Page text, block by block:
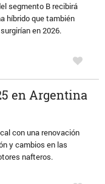
segmento B recibirá
híbrido que también
en 2026.
en Argentina
con una renovación
y cambios en las
nafteros.